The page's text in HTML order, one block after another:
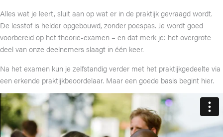
Alles wat je leert, sluit aan op wat er in de praktijk gevraagd wordt.
De lesstof is helder opgebouwd, zonder poespas. Je wordt goed
voorbereid op het theorie-examen – en dat merk je: het overgrote
deel van onze deelnemers slaagt in één keer.
Na het examen kun je zelfstandig verder met het praktijkgedeelte via
een erkende praktijkbeoordelaar. Maar een goede basis begint hier.